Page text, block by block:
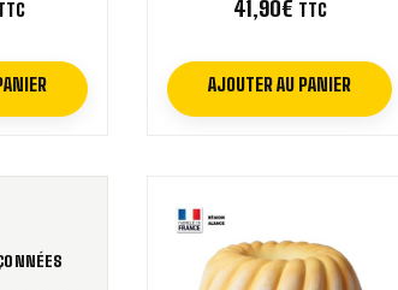
41,90€ TTC
AJOUTER AU PANIER